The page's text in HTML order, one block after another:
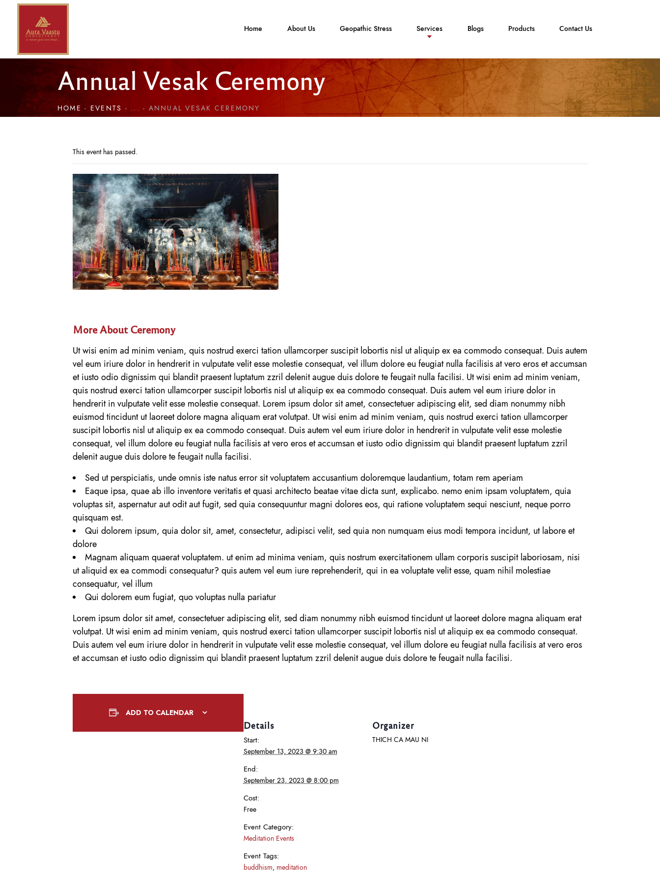
Home About Us Geopathic Stress Services Blogs Products Contact Us
Annual Vesak Ceremony
HOME EVENTS ... ANNUAL VESAK CEREMONY
This event has passed.
More About Ceremony
Ut wisi enim ad minim veniam, quis nostrud exerci tation ullamcorper suscipit lobortis nisl ut aliquip ex ea commodo consequat. Duis autem
vel eum iriure dolor in hendrerit in vulputate velit esse molestie consequat, vel illum dolore eu feugiat nulla facilisis at vero eros et accumsan
et iusto odio dignissim qui blandit praesent luptatum zzril delenit augue duis dolore te feugait nulla facilisi. Ut wisi enim ad minim veniam,
quis nostrud exerci tation ullamcorper suscipit lobortis nisl ut aliquip ex ea commodo consequat. Duis autem vel eum iriure dolor in
hendrerit in vulputate velit esse molestie consequat. Lorem ipsum dolor sit amet, consectetuer adipiscing elit, sed diam nonummy nibh
euismod tincidunt ut laoreet dolore magna aliquam erat volutpat. Ut wisi enim ad minim veniam, quis nostrud exerci tation ullamcorper
suscipit lobortis nisl ut aliquip ex ea commodo consequat. Duis autem vel eum iriure dolor in hendrerit in vulputate velit esse molestie
consequat, vel illum dolore eu feugiat nulla facilisis at vero eros et accumsan et iusto odio dignissim qui blandit praesent luptatum zzril
delenit augue duis dolore te feugait nulla facilisi.
Sed ut perspiciatis, unde omnis iste natus error sit voluptatem accusantium doloremque laudantium, totam rem aperiam
Eaque ipsa, quae ab illo inventore veritatis et quasi architecto beatae vitae dicta sunt, explicabo. nemo enim ipsam voluptatem, quia
voluptas sit, aspernatur aut odit aut fugit, sed quia consequuntur magni dolores eos, qui ratione voluptatem sequi nesciunt, neque porro
quisquam est.
Qui dolorem ipsum, quia dolor sit, amet, consectetur, adipisci velit, sed quia non numquam eius modi tempora incidunt, ut labore et
dolore
Magnam aliquam quaerat voluptatem. ut enim ad minima veniam, quis nostrum exercitationem ullam corporis suscipit laboriosam, nisi
ut aliquid ex ea commodi consequatur? quis autem vel eum iure reprehenderit, qui in ea voluptate velit esse, quam nihil molestiae
consequatur, vel illum
Qui dolorem eum fugiat, quo voluptas nulla pariatur
Lorem ipsum dolor sit amet, consectetuer adipiscing elit, sed diam nonummy nibh euismod tincidunt ut laoreet dolore magna aliquam erat
volutpat. Ut wisi enim ad minim veniam, quis nostrud exerci tation ullamcorper suscipit lobortis nisl ut aliquip ex ea commodo consequat.
Duis autem vel eum iriure dolor in hendrerit in vulputate velit esse molestie consequat, vel illum dolore eu feugiat nulla facilisis at vero eros
et accumsan et iusto odio dignissim qui blandit praesent luptatum zzril delenit augue duis dolore te feugait nulla facilisi.
ADD TO CALENDAR
Details
Start:
September 13, 2023 @ 9:30 am
End:
September 23, 2023 @ 8:00 pm
Cost:
Free
Event Category:
Meditation Events
Event Tags:
buddhism, meditation
Organizer
THICH CA MAU NI